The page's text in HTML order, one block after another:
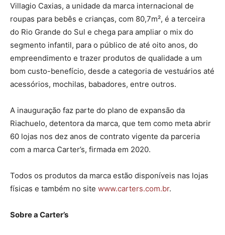
Villagio Caxias, a unidade da marca internacional de
roupas para bebês e crianças, com 80,7m², é a terceira
do Rio Grande do Sul e chega para ampliar o mix do
segmento infantil, para o público de até oito anos, do
empreendimento e trazer produtos de qualidade a um
bom custo-benefício, desde a categoria de vestuários até
acessórios, mochilas, babadores, entre outros.
A inauguração faz parte do plano de expansão da
Riachuelo, detentora da marca, que tem como meta abrir
60 lojas nos dez anos de contrato vigente da parceria
com a marca Carter’s, firmada em 2020.
Todos os produtos da marca estão disponíveis nas lojas
físicas e também no site www.carters.com.br.
Sobre a Carter’s